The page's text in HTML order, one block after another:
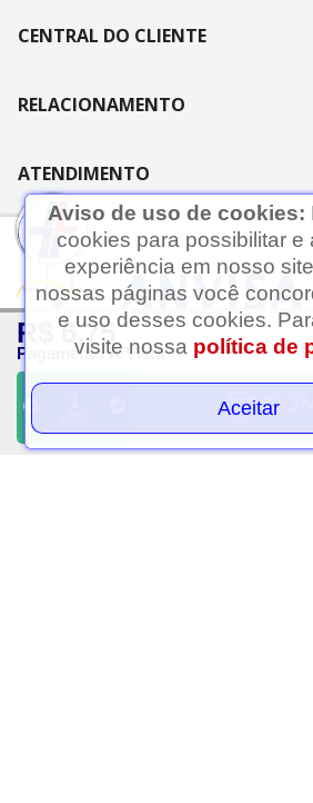
R$ 6,75
Pagamento À Vista
CENTRAL DO CLIENTE
RELACIONAMENTO
ATENDIMENTO
As informações contidas neste site não
automedicação e não substituem, em
dadas pelo profissional da área médica.
Aviso de uso de cookies:
cookies para possibilitar e
experiência em nosso
nossas páginas você
e uso desses cookies.
visite nossa política de
Aceitar